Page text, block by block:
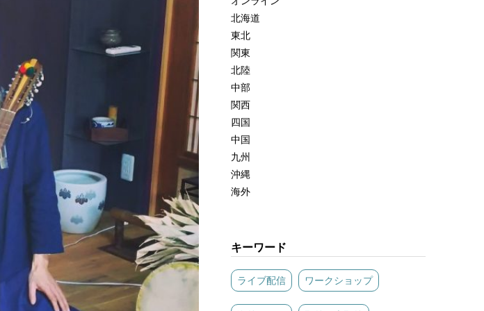
北海道
東北
関東
北陸
中部
関西
四国
中国
九州
沖縄
海外
キーワード
ライブ配信 ワークショップ